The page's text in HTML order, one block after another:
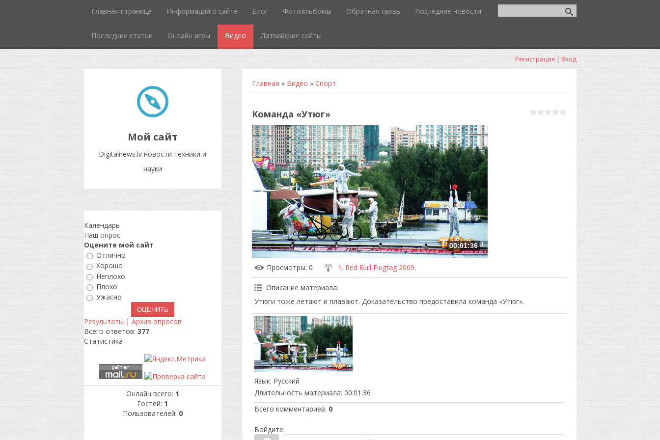
Главная страница Информация о сайте Блог Фотоальбомы Обратная связь Последние новости
Последние статьи Онлайн игры Видео Латвийские сайты
Регистрация | Вход
Мой сайт
Digitalnews.lv новости техники и
науки
Главная » Видео » Спорт
Команда «Утюг»
00:01:36
Просмотры: 0 1. Red Bull Flugtag 2009.
Описание материала:
Утюги тоже летают и плавают. Доказательство предоставила команда «Утюг».
Язык: Русский
Длительность материала: 00:01:36
Всего комментариев: 0
Войдите:
Календарь
Наш опрос
Оцените мой сайт
Отлично
Хорошо
Неплохо
Плохо
Ужасно
Результаты | Архив опросов
Всего ответов: 377
Статистика
Онлайн всего: 1
Гостей: 1
Пользователей: 0